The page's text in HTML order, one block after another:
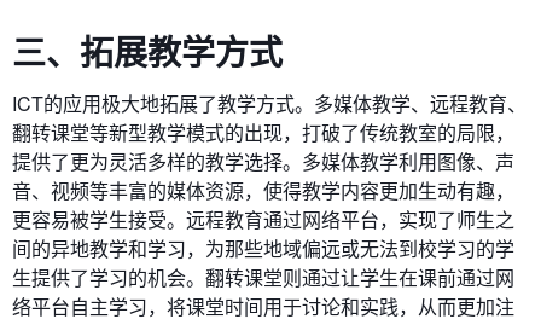
三、拓展教学方式
ICT的应用极大地拓展了教学方式。多媒体教学、远程教育、
翻转课堂等新型教学模式的出现，打破了传统教室的局限，
提供了更为灵活多样的教学选择。多媒体教学利用图像、声
音、视频等丰富的媒体资源，使得教学内容更加生动有趣，
更容易被学生接受。远程教育通过网络平台，实现了师生之
间的异地教学和学习，为那些地域偏远或无法到校学习的学
生提供了学习的机会。翻转课堂则通过让学生在课前通过网
络平台自主学习，将课堂时间用于讨论和实践，从而更加注